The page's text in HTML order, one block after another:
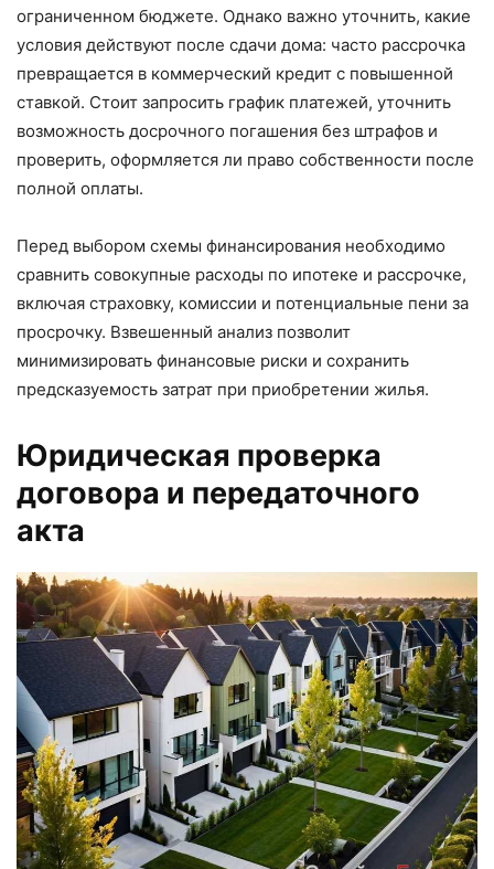
ограниченном бюджете. Однако важно уточнить, какие
условия действуют после сдачи дома: часто рассрочка
превращается в коммерческий кредит с повышенной
ставкой. Стоит запросить график платежей, уточнить
возможность досрочного погашения без штрафов и
проверить, оформляется ли право собственности после
полной оплаты.
Перед выбором схемы финансирования необходимо
сравнить совокупные расходы по ипотеке и рассрочке,
включая страховку, комиссии и потенциальные пени за
просрочку. Взвешенный анализ позволит
минимизировать финансовые риски и сохранить
предсказуемость затрат при приобретении жилья.
Юридическая проверка
договора и передаточного
акта